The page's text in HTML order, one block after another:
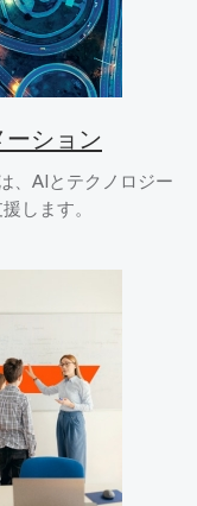
ション
、AIとテクノロジー
します。